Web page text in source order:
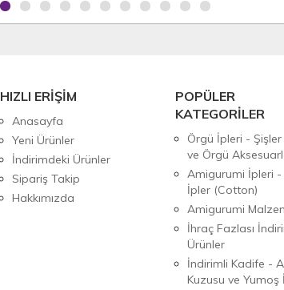
HIZLI ERİŞİM
Anasayfa
Yeni Ürünler
İndirimdeki Ürünler
Sipariş Takip
Hakkımızda
POPÜLER
KATEGORİLER
Örgü İpleri - Şişler
ve Örgü
Amigurumi İpleri -
İpler (Cotton)
Amigurumi
İhraç Fazlası
Ürünler
İndirimli Kadife -
Kuzusu ve Yumoş